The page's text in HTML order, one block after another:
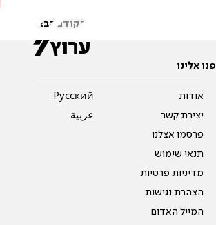
הקודם הבא
פנו אלינו
אודות
יצירת קשר
פרסמו אצלנו
תנאי שימוש
מדיניות פרטיות
הצהרת נגישות
המייל האדום
Pусский
عربية